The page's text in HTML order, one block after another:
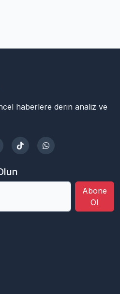
haberlere derin analiz ve
Abone
Ol